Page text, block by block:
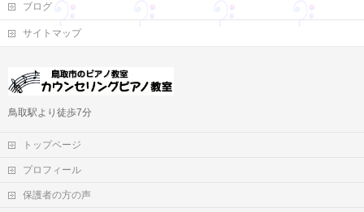
ブログ
サイトマップ
鳥取駅より徒歩7分
トップページ
プロフィール
保護者の方の声